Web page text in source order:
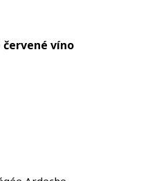
červené víno